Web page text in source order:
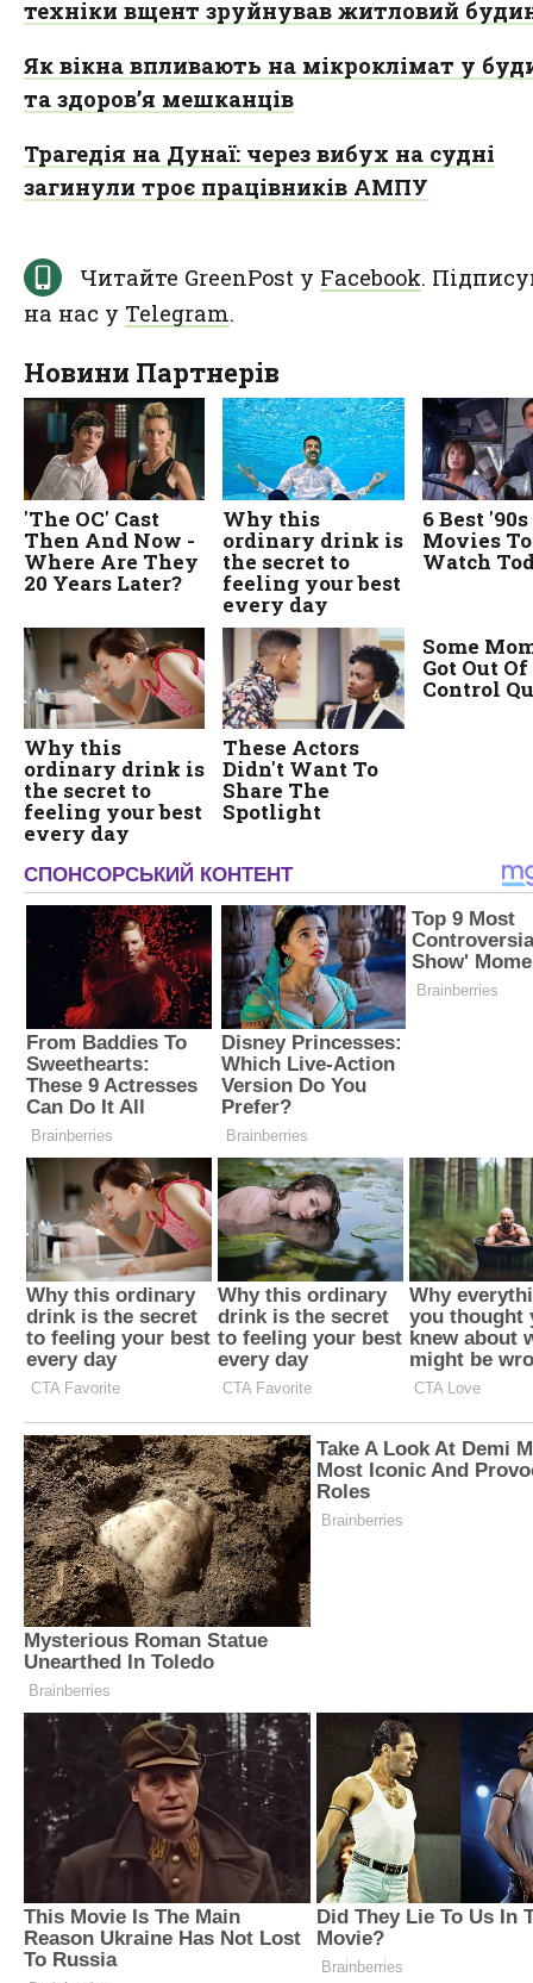
техніки вщент зруйнував житловий
Як вікна впливають на мікроклімат у
та здоров’я мешканців
Трагедія на Дунаї: через вибух на судні
загинули троє працівників АМПУ
Читайте GreenPost у Facebook.
на нас у Telegram.